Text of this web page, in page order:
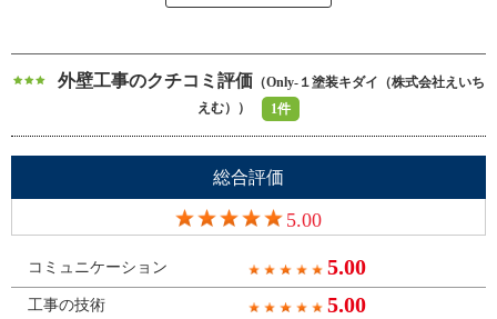
外壁工事のクチコミ評価 （Only-１塗装キダイ（株式会社えいち
えむ））
1件
総合評価
5.00
コミュニケーション 5.00
工事の技術 5.00